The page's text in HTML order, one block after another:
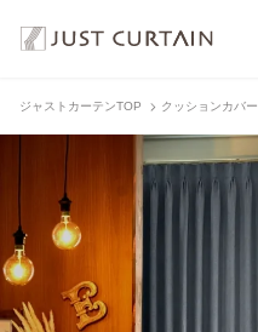
ジャストカーテンTOP クッションカバー